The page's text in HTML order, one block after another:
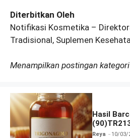
Diterbitkan Oleh
Notifikasi Kosmetika –
Tradisional, Suplemen
Menampilkan postingan kategori
Hasil
dan Izin
Reya 10/03/